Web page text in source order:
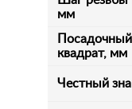
мм
Посадочный
квадрат, мм
Честный